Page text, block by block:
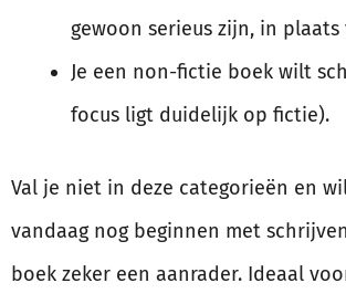
gewoon serieus zijn, in plaats
Je een non-fictie boek wilt
focus ligt duidelijk op fictie).
Val je niet in deze categorieën en
vandaag nog beginnen met
boek zeker een aanrader. Ideaal